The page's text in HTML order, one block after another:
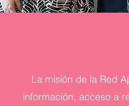
La misión de la Red
información, acceso a